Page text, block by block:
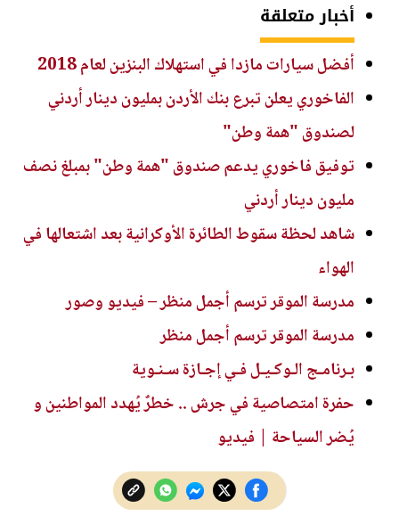
أخبار متعلقة
أفضل سيارات مازدا في استهلاك البنزين لعام 2018
الفاخوري يعلن تبرع بنك الأردن بمليون دينار أردني
لصندوق "همة وطن"
توفيق فاخوري يدعم صندوق "همة وطن" بمبلغ نصف
مليون دينار أردني
شاهد لحظة سقوط الطائرة الأوكرانية بعد اشتعالها في
الهواء
مدرسة الموقر ترسم أجمل منظر – فيديو وصور
مدرسة الموقر ترسم أجمل منظر
بـرنامـج الـوكـيـل فـي إجـازة سـنـوية
حفرة امتصاصية في جرش .. خطرٌ يُهدد المواطنين و
يُضر السياحة | فيديو